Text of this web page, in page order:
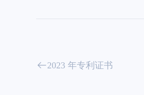
2023 年专利证书